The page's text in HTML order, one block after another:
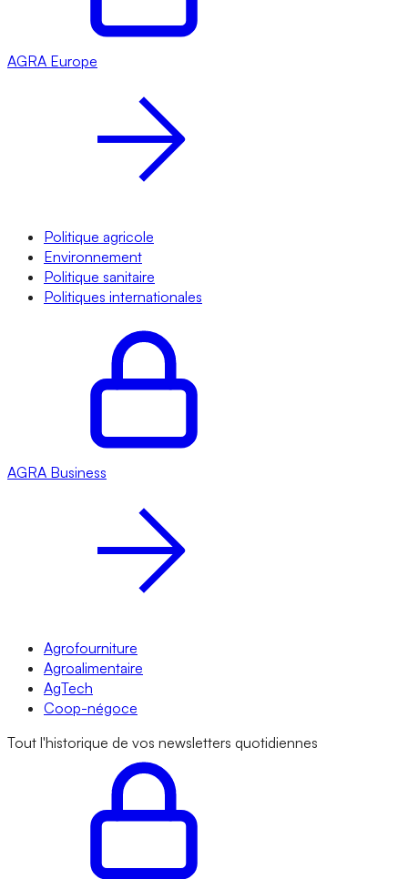
AGRA Europe
Politique agricole
Environnement
Politique sanitaire
Politiques internationales
AGRA Business
Agrofourniture
Agroalimentaire
AgTech
Coop-négoce
Tout l'historique de vos newsletters quotidiennes